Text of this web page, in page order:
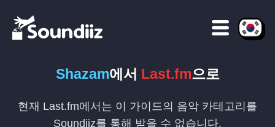
Shazam에서 Last.fm으로
현재 Last.fm에서는 이 가이드의 음악 카테고리를
Soundiiz를 통해 받을 수 없습니다.